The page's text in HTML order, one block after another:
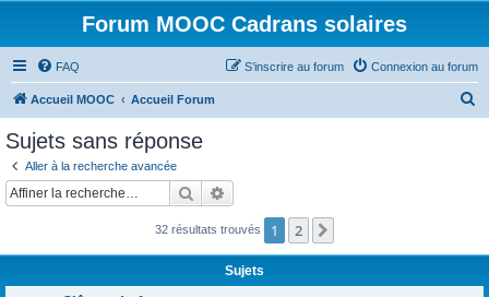
Forum MOOC Cadrans solaires
FAQ Connexion au forum
S’inscrire au forum
Accueil MOOC Accueil Forum
c
Sujets sans réponse
Aller à la recherche avancée
Rechercher
32 résultats trouvés 1 2
Sujets